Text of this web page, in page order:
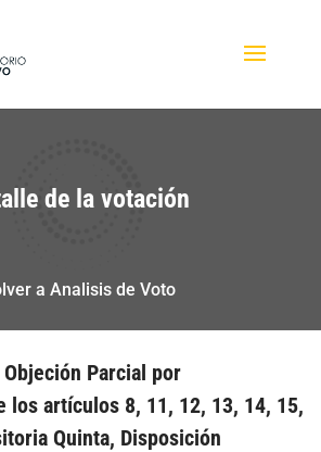
de la votación
a Analisis de Voto
Parcial por
los artículos 8, 11, 12, 13, 14, 15,
Quinta, Disposición